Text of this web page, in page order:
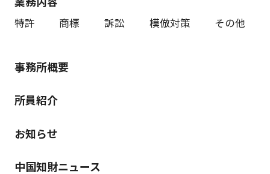
特許 商標 訴訟 模倣対策 その他
事務所概要
所員紹介
お知らせ
中国知財ニュース